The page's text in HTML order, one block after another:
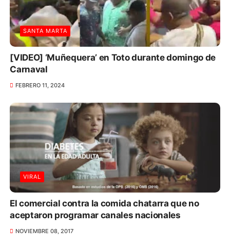
SANTA MARTA
[VIDEO] ‘Muñequera’ en Toto durante domingo de
Carnaval
FEBRERO 11, 2024
VIRAL
El comercial contra la comida chatarra que no
aceptaron programar canales nacionales
NOVIEMBRE 08, 2017